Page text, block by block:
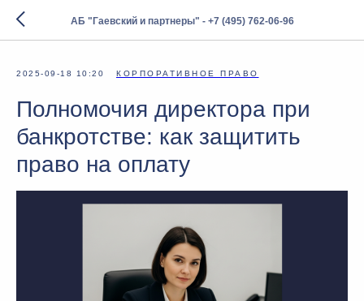
АБ "Гаевский и партнеры" - +7 (495) 762-06-96
2025-09-18 10:20 КОРПОРАТИВНОЕ ПРАВО
Полномочия директора при
банкротстве: как защитить
право на оплату